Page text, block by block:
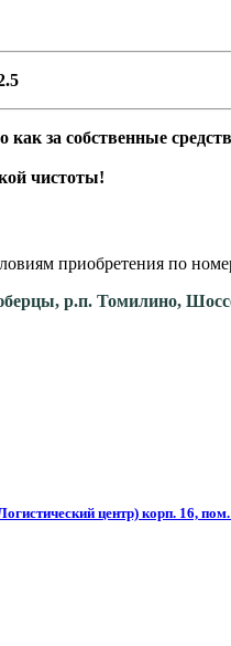
за собственные
чистоты!
приобретения по
р.п. Томилино,
центр) корп. 16, пом.